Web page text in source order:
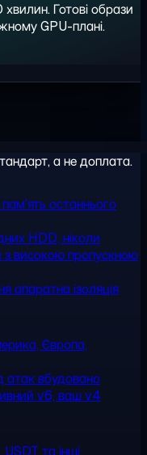
хвилин. Готові образи
GPU-плані.
а не доплата.
останнього
HDD, ніколи
з високою пропускною
апаратна ізоляція
Європа,
атак вбудовано
v6, ваш v4
та інші